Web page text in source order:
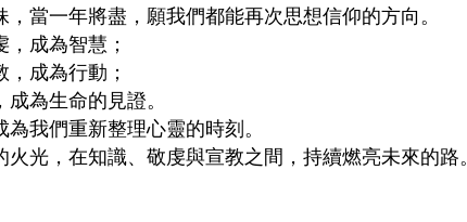
當一年將盡，願我們都能再次思想信仰的方向。
成為智慧；
成為行動；
為生命的見證。
我們重新整理心靈的時刻。
火光，在知識、敬虔與宣教之間，持續燃亮未來的路。